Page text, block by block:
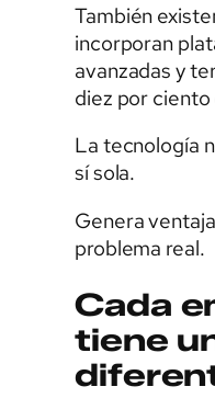
También
incorporan
avanzadas y
diez por ciento
La tecnología
sí sola.
Genera
problema real.
Cada
tiene